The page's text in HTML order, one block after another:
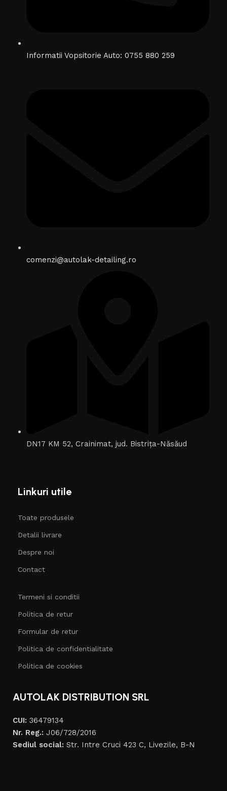
Informatii Vopsitorie Auto: 0755 880 259
comenzi@autolak-detailing.ro
DN17 KM 52, Crainimat, jud. Bistrița-Năsăud
Linkuri utile
Toate produsele
Detalii livrare
Despre noi
Contact
Termeni si conditii
Politica de retur
Formular de retur
Politica de confidentialitate
Politica de cookies
AUTOLAK DISTRIBUTION SRL
CUI: 36479134
Nr. Reg.: J06/728/2016
Sediul social: Str. Intre Cruci 423 C, Livezile, B-N